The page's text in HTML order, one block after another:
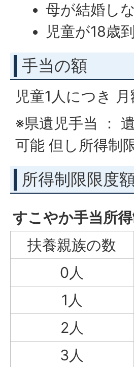
母が結婚し
児童が18歳
手当の額
児童1人につき
※県遺児手当 ：
可能 但し所得制
所得制限限度
すこやか手当所
扶養親族の数
0人
1人
2人
3人